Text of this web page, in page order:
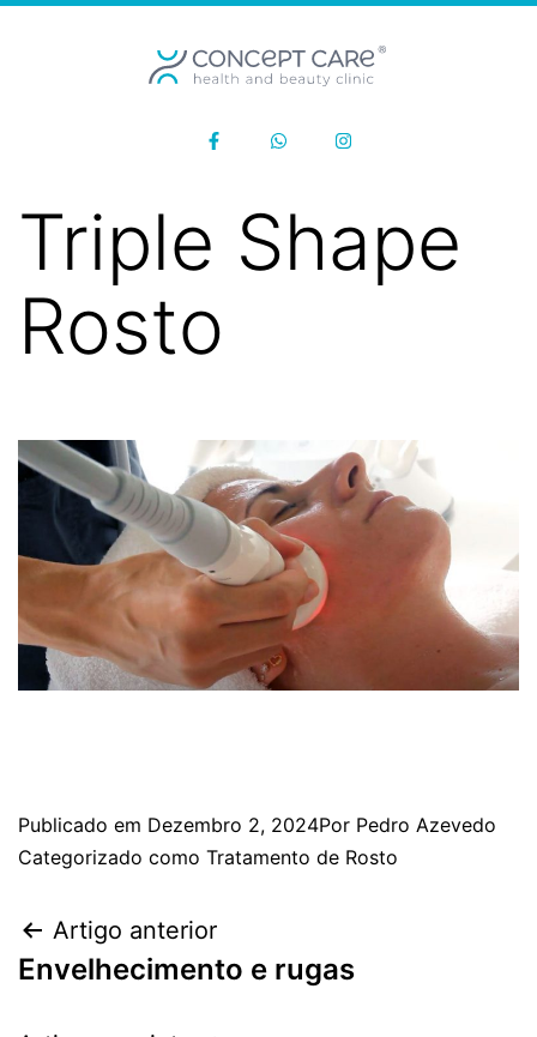
Triple Shape
Rosto
Publicado em Dezembro 2, 2024Por Pedro Azevedo
Categorizado como Tratamento de Rosto
Artigo anterior
Envelhecimento e rugas